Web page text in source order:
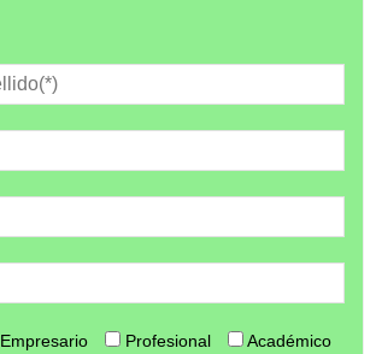
Empresario Profesional
Académico